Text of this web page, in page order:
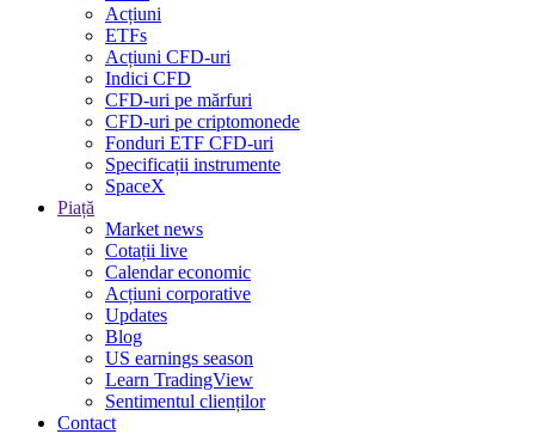
Acțiuni
ETFs
Acțiuni CFD-uri
Indici CFD
CFD-uri pe mărfuri
CFD-uri pe criptomonede
Fonduri ETF CFD-uri
Specificații instrumente
SpaceX
Piață
Market news
Cotații live
Calendar economic
Acțiuni corporative
Updates
Blog
US earnings season
Learn TradingView
Sentimentul clienților
Contact